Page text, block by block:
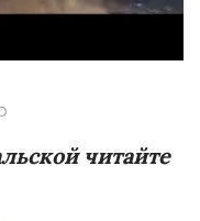
читайте